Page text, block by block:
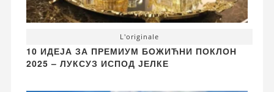
L'originale
10 ИДЕЈА ЗА ПРЕМИУМ БОЖИЋНИ ПОКЛОН
2025 – ЛУКСУЗ ИСПОД ЈЕЛКЕ